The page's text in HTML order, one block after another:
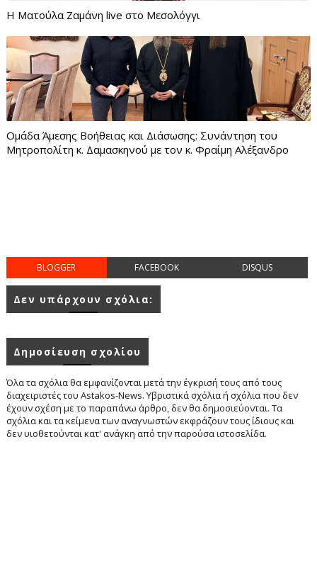
Η Ματούλα Ζαμάνη live στο Μεσολόγγι
Ομάδα Άμεσης Βοήθειας και Διάσωσης: Συνάντηση του
Μητροπολίτη κ. Δαμασκηνού με τον κ. Φραίμη Αλέξανδρο
BLOGGER FACEBOOK DISQUS
Δεν υπάρχουν σχόλια:
Δημοσίευση σχολίου
Όλα τα σχόλια θα εμφανίζονται μετά την έγκρισή τους από τους
διαχειριστές του Astakos-News. Υβριστικά σχόλια ή σχόλια που δεν
έχουν σχέση με το παραπάνω άρθρο, δεν θα δημοσιεύονται. Τα
σχόλια και τα κείμενα των αναγνωστών εκφράζουν τους ίδιους και
δεν υιοθετούνται κατ' ανάγκη από την παρούσα ιστοσελίδα.